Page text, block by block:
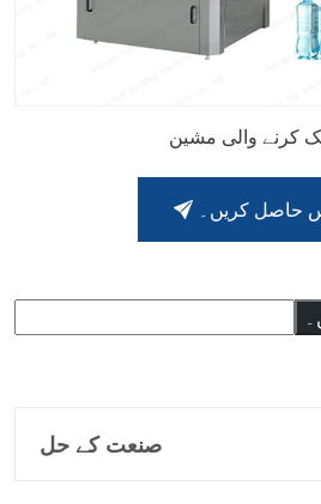
کرنے والی مشین
حاصل کریں۔
صنعت کے حل